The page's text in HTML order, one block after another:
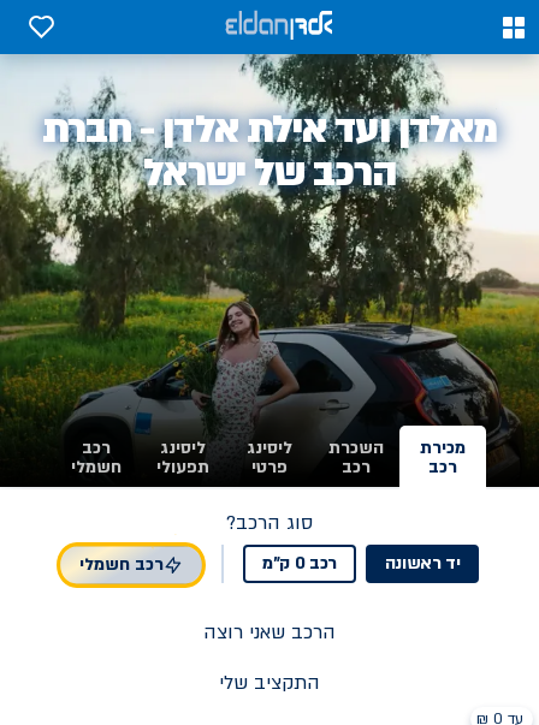
0
0
אלדן
מאלדן ועד אילת אלדן - חברת
הרכב של ישראל
מכירת
רכב
השכרת
רכב
ליסינג
פרטי
ליסינג
תפעולי
רכב
חשמלי
סוג הרכב?
יד ראשונה רכב 0 ק"מ רכב חשמלי
הרכב שאני רוצה
התקציב שלי
עד 0 ₪